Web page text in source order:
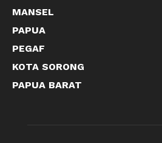
MANSEL
PAPUA
PEGAF
KOTA SORONG
PAPUA BARAT